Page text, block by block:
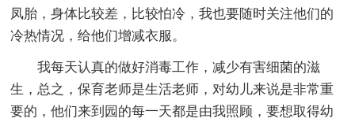
凤胎，身体比较差，比较怕冷，我也要随时关注他们的
冷热情况，给他们增减衣服。
我每天认真的做好消毒工作，减少有害细菌的滋
生，总之，保育老师是生活老师，对幼儿来说是非常重
要的，他们来到园的每一天都是由我照顾，要想取得幼